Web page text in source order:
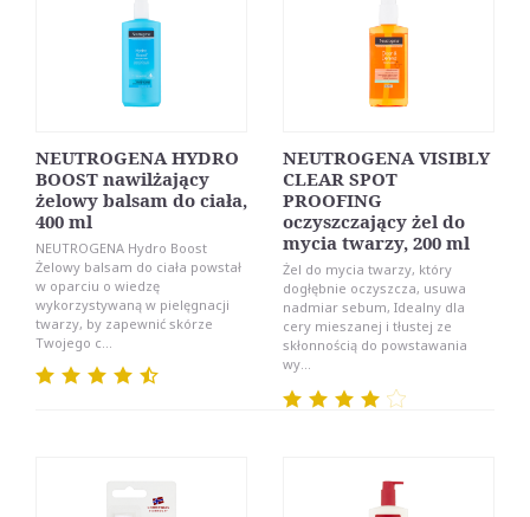
NEUTROGENA HYDRO
BOOST nawilżający
żelowy balsam do ciała,
400 ml
NEUTROGENA Hydro Boost
Żelowy balsam do ciała powstał
w oparciu o wiedzę
wykorzystywaną w pielęgnacji
twarzy, by zapewnić skórze
Twojego c...
NEUTROGENA VISIBLY
CLEAR SPOT
PROOFING
oczyszczający żel do
mycia twarzy, 200 ml
Żel do mycia twarzy, który
dogłębnie oczyszcza, usuwa
nadmiar sebum, Idealny dla
cery mieszanej i tłustej ze
skłonnością do powstawania
wy...